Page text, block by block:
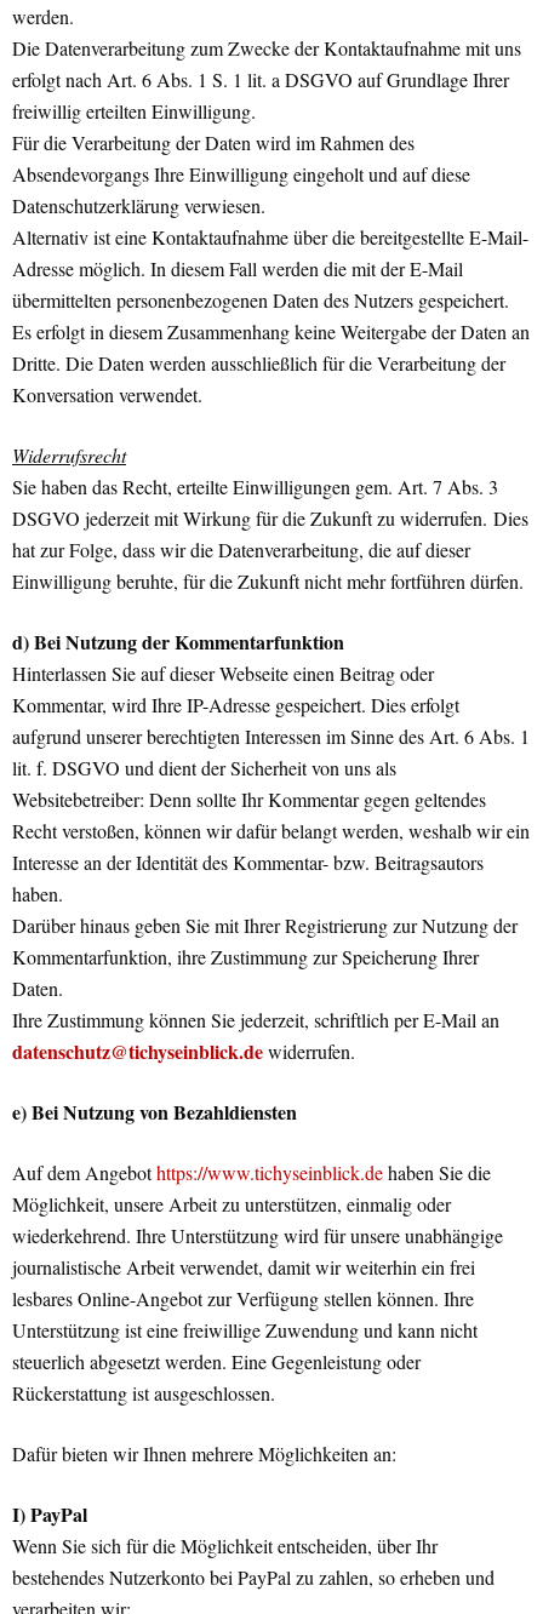
werden.
Die Datenverarbeitung zum Zwecke der Kontaktaufnahme mit uns
erfolgt nach Art. 6 Abs. 1 S. 1 lit. a DSGVO auf Grundlage Ihrer
freiwillig erteilten Einwilligung.
Für die Verarbeitung der Daten wird im Rahmen des
Absendevorgangs Ihre Einwilligung eingeholt und auf diese
Datenschutzerklärung verwiesen.
Alternativ ist eine Kontaktaufnahme über die bereitgestellte E-Mail-
Adresse möglich. In diesem Fall werden die mit der E-Mail
übermittelten personenbezogenen Daten des Nutzers gespeichert.
Es erfolgt in diesem Zusammenhang keine Weitergabe der Daten an
Dritte. Die Daten werden ausschließlich für die Verarbeitung der
Konversation verwendet.
Widerrufsrecht
Sie haben das Recht, erteilte Einwilligungen gem. Art. 7 Abs. 3
DSGVO jederzeit mit Wirkung für die Zukunft zu widerrufen. Dies
hat zur Folge, dass wir die Datenverarbeitung, die auf dieser
Einwilligung beruhte, für die Zukunft nicht mehr fortführen dürfen.
d) Bei Nutzung der Kommentarfunktion
Hinterlassen Sie auf dieser Webseite einen Beitrag oder
Kommentar, wird Ihre IP-Adresse gespeichert. Dies erfolgt
aufgrund unserer berechtigten Interessen im Sinne des Art. 6 Abs. 1
lit. f. DSGVO und dient der Sicherheit von uns als
Websitebetreiber: Denn sollte Ihr Kommentar gegen geltendes
Recht verstoßen, können wir dafür belangt werden, weshalb wir ein
Interesse an der Identität des Kommentar- bzw. Beitragsautors
haben.
Darüber hinaus geben Sie mit Ihrer Registrierung zur Nutzung der
Kommentarfunktion, ihre Zustimmung zur Speicherung Ihrer
Daten.
Ihre Zustimmung können Sie jederzeit, schriftlich per E-Mail an
datenschutz@tichyseinblick.dewiderrufen.
e) Bei Nutzung von Bezahldiensten
Auf dem Angebothttps://www.tichyseinblick.dehaben Sie die
Möglichkeit, unsere Arbeit zu unterstützen, einmalig oder
wiederkehrend. Ihre Unterstützung wird für unsere unabhängige
journalistische Arbeit verwendet, damit wir weiterhin ein frei
lesbares Online-Angebot zur Verfügung stellen können. Ihre
Unterstützung ist eine freiwillige Zuwendung und kann nicht
steuerlich abgesetzt werden. Eine Gegenleistung oder
Rückerstattung ist ausgeschlossen.
Dafür bieten wir Ihnen mehrere Möglichkeiten an:
I) PayPal
Wenn Sie sich für die Möglichkeit entscheiden, über Ihr
bestehendes Nutzerkonto bei PayPal zu zahlen, so erheben und
verarbeiten wir: